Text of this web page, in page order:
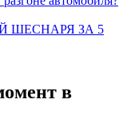
ШЕСНАРЯ ЗА 5
в